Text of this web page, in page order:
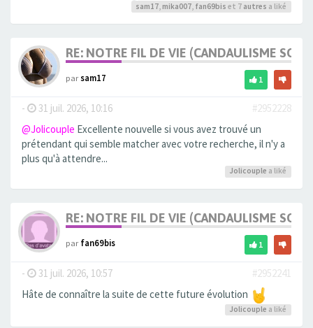
sam17 mika007 fan69bis et 7 autres a liké
RE: NOTRE FIL DE VIE (CANDAULISME
parsam17 1
- 31 juil. 2026, 10:16
#2952228
@Jolicouple Excellente nouvelle si vous avez trouvé un
prétendant qui semble matcher avec votre recherche, il n'y a
plus qu'à attendre...
Jolicouple a liké
RE: NOTRE FIL DE VIE (CANDAULISME
parfan69bis 1
- 31 juil. 2026, 10:57
#2952241
Hâte de connaître la suite de cette future évolution
Jolicouple a liké